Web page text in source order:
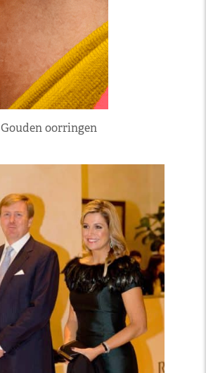
Gouden oorringen